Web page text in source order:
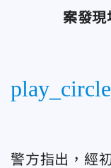
案發現
警方指出，經